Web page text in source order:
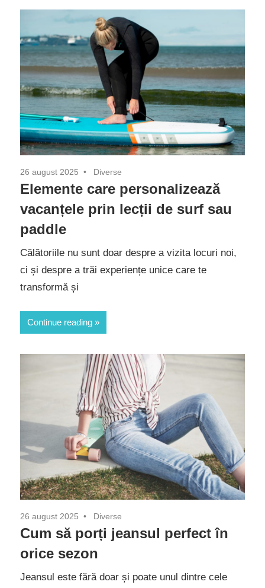
26 august 2025 Diverse
Elemente care personalizează
vacanțele prin lecții de surf sau
paddle
Călătoriile nu sunt doar despre a vizita locuri noi,
ci și despre a trăi experiențe unice care te
transformă și
Continue reading
26 august 2025 Diverse
Cum să porți jeansul perfect în
orice sezon
Jeansul este fără doar și poate unul dintre cele